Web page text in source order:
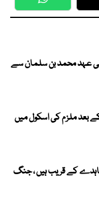
WhatsApp
عہد محمد بن سلمان سے
کے بعد ملزم کی اسکول میں
کے قریب ہیں ، جنگ